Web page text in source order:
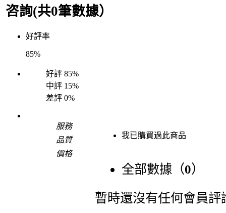
咨詢(共0筆數據）
好評率
85%
好評 85%
中評 15%
差評 0%
服務
品質
價格
我已購買過此商品
全部數據（0）
暫時還沒有任何會員評